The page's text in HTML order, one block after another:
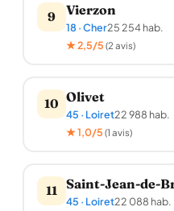
9 Vierzon
18 · Cher25 254 hab.
★ 2,5/5 (2 avis)
10 Olivet
45 · Loiret22 988 hab.
★ 1,0/5 (1 avis)
11 Saint-Jean-de-
45 · Loiret22 088 hab.